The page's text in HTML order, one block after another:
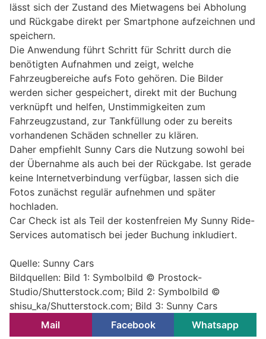
lässt sich der Zustand des Mietwagens bei Abholung
und Rückgabe direkt per Smartphone aufzeichnen und
speichern.
Die Anwendung führt Schritt für Schritt durch die
benötigten Aufnahmen und zeigt, welche
Fahrzeugbereiche aufs Foto gehören. Die Bilder
werden sicher gespeichert, direkt mit der Buchung
verknüpft und helfen, Unstimmigkeiten zum
Fahrzeugzustand, zur Tankfüllung oder zu bereits
vorhandenen Schäden schneller zu klären.
Daher empfiehlt Sunny Cars die Nutzung sowohl bei
der Übernahme als auch bei der Rückgabe. Ist gerade
keine Internetverbindung verfügbar, lassen sich die
Fotos zunächst regulär aufnehmen und später
hochladen.
Car Check ist als Teil der kostenfreien My Sunny Ride-
Services automatisch bei jeder Buchung inkludiert.
Quelle: Sunny Cars
Bildquellen: Bild 1: Symbolbild © Prostock-
Studio/Shutterstock.com; Bild 2: Symbolbild ©
shisu_ka/Shutterstock.com; Bild 3: Sunny Cars
Mail
Facebook Whatsapp